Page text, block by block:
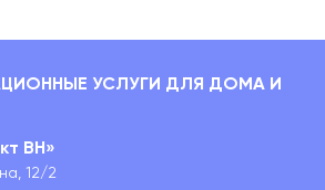
УСЛУГИ ДЛЯ ДОМА И
ВН»
12/2